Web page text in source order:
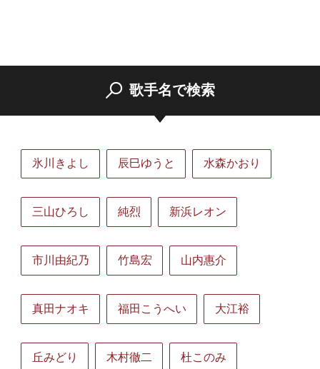
歌手名で検索
氷川きよし 辰巳ゆうと 水森かおり
三山ひろし 純烈 新浜レオン
市川由紀乃 竹島宏 山内惠介
真田ナオキ 福田こうへい 大江裕
丘みどり 木村徹二 杜このみ